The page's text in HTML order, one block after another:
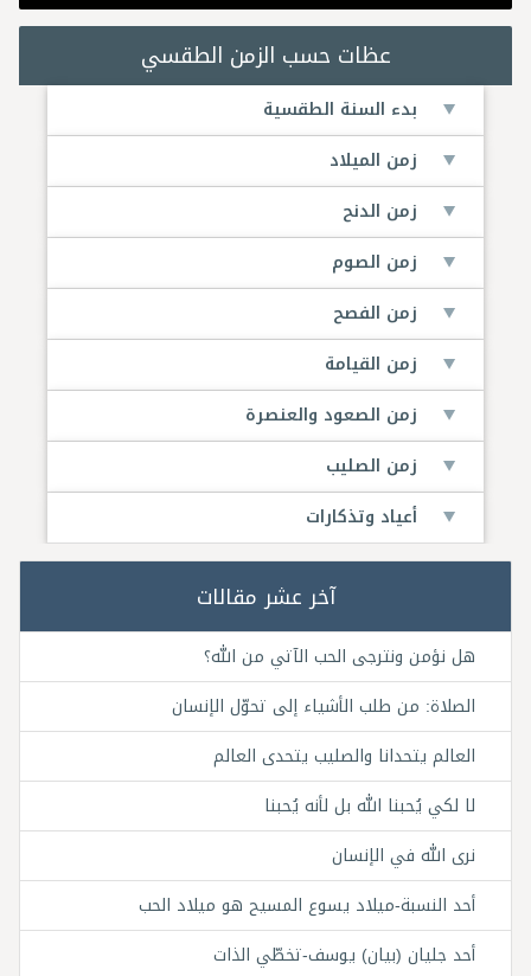
عظات حسب الزمن الطقسي
بدء السنة الطقسية
زمن الميلاد
زمن الدنح
زمن الصوم
زمن الفصح
زمن القيامة
زمن الصعود والعنصرة
زمن الصليب
أعياد وتذكارات
آخر عشر مقالات
هل نؤمن ونترجى الحب الآتي من الله؟
الصلاة: من طلب الأشياء إلى تحوّل الإنسان
العالم يتحدانا والصليب يتحدى العالم
لا لكي يُحبنا الله بل لأنه يُحبنا
نرى الله في الإنسان
أحد النسبة-ميلاد يسوع المسيح هو ميلاد الحب
أحد جليان (بيان) يوسف-تخطّي الذات